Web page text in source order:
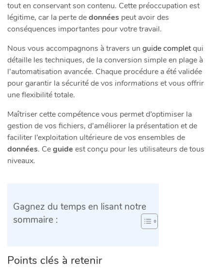
tout en conservant son contenu. Cette préoccupation est
légitime, car la perte dedonnées peut avoir des
conséquences importantes pour votre travail.
Nous vous accompagnons à travers un guide completqui
détaille les techniques, de la conversion simple en plage à
l’automatisation avancée. Chaque procédure a été validée
pour garantir la sécurité de vos informations et vous offrir
une flexibilité totale.
Maîtriser cette compétence vous permet d’optimiser la
gestion de vos fichiers, d’améliorer la présentation et de
faciliter l’exploitation ultérieure de vos ensembles de
données. Ceguide est conçu pour les utilisateurs de tous
niveaux.
Gagnez du temps en lisant notre
sommaire :
Points clés à retenir